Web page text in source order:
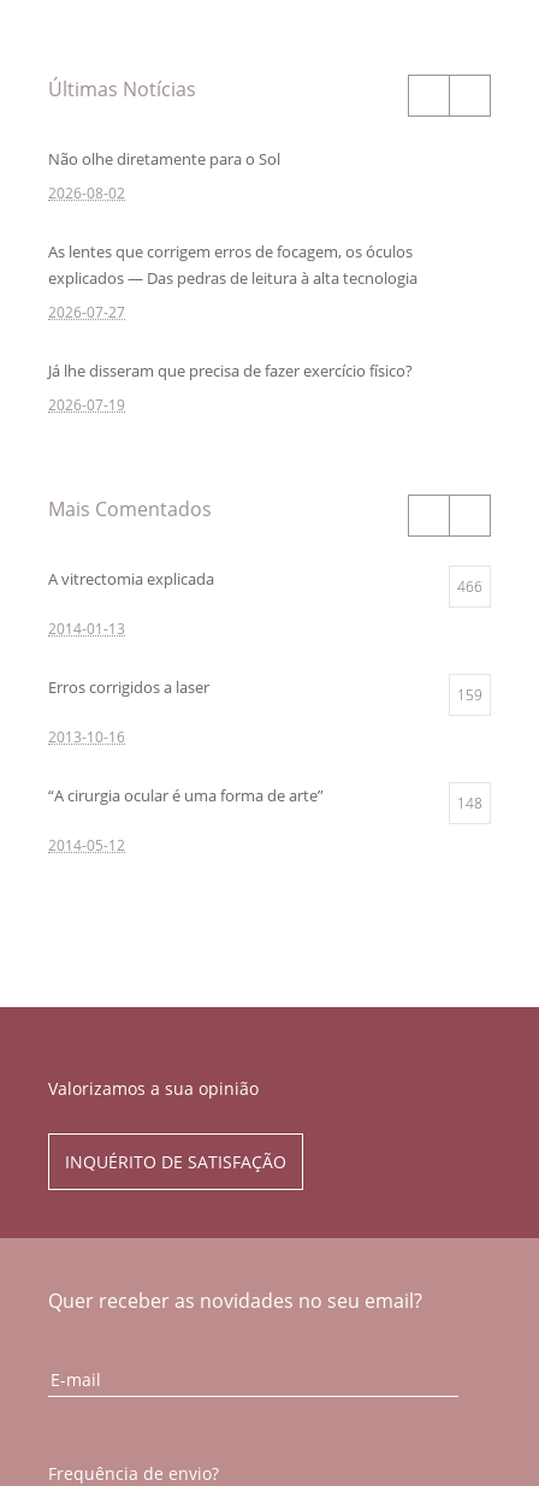
Últimas Notícias
Não olhe diretamente para o Sol
2026-08-02
As lentes que corrigem erros de focagem, os óculos
explicados — Das pedras de leitura à alta tecnologia
2026-07-27
Já lhe disseram que precisa de fazer exercício físico?
2026-07-19
Mais Comentados
A vitrectomia explicada 466
2014-01-13
Erros corrigidos a laser 159
2013-10-16
“A cirurgia ocular é uma forma de arte” 148
2014-05-12
Valorizamos a sua opinião
INQUÉRITO DE SATISFAÇÃO
Quer receber as novidades no seu email?
Frequência de envio?